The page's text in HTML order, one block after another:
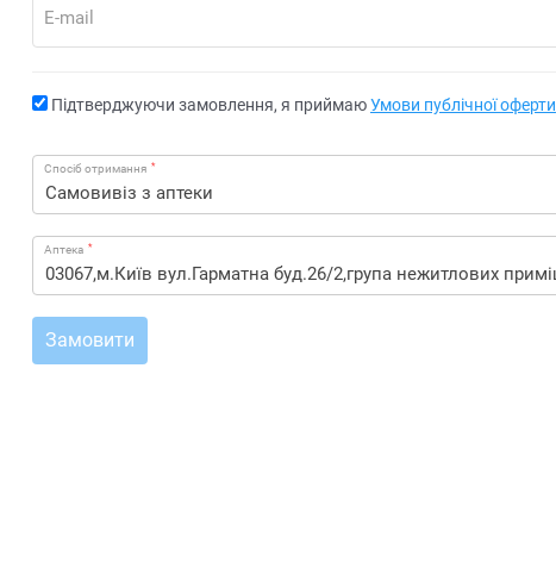
E-mail
Підтверджуючи замовлення, я приймаюУмови публічної оферти
Спосіб отримання *
Аптека *
Замовити